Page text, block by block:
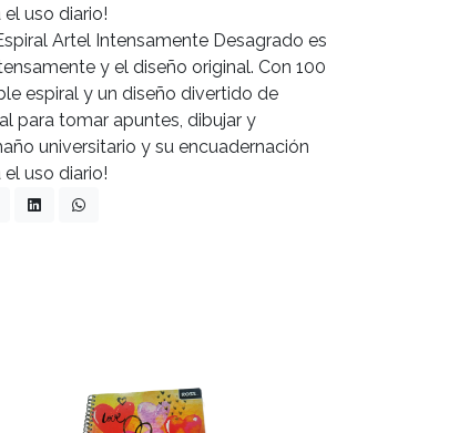
uso diario!
Artel Intensamente Desagrado es
y el diseño original. Con 100
espiral y un diseño divertido de
para tomar apuntes, dibujar y
universitario y su encuadernación
uso diario!